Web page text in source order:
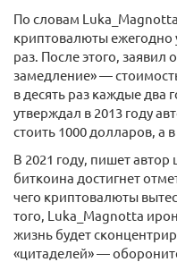
По словам
криптовалюты ежегодно
раз. После этого,
замедление» —
в десять раз каждые два
утверждал в 2013 году
стоить 1000 долларов, а
В 2021 году, пишет
биткоина достигнет
чего криптовалюты
того, Luka_Magnotta
жизнь будет
«цитаделей» —